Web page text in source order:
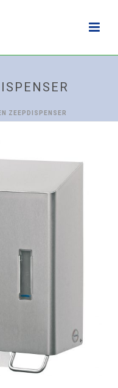
ZEEPDISPENSER